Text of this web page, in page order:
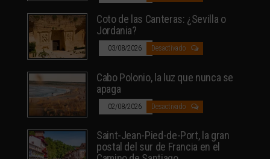
Coto de las Canteras: ¿Sevilla o
Jordania?
03/08/2026 Desactivado
Cabo Polonio, la luz que nunca se
apaga
02/08/2026 Desactivado
Saint-Jean-Pied-de-Port, la gran
postal del sur de Francia en el